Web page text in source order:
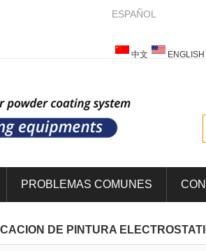
ESPAÑOL
中文 ENGLISH
PROBLEMAS COMUNES
DE PINTURA